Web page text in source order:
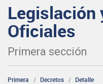
Legislación
Oficiales
Primera sección
Primera Decretos Detalle